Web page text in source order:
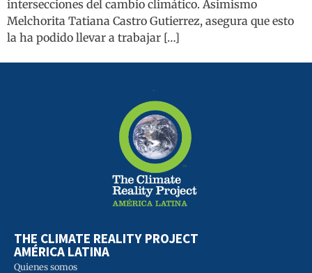
intersecciones del cambio climático. Asimismo
Melchorita Tatiana Castro Gutierrez, asegura que esto
la ha podido llevar a trabajar […]
THE CLIMATE REALITY PROJECT
AMÉRICA LATINA
Quienes somos